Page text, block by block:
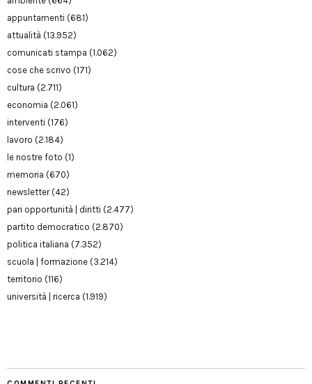
appuntamenti (681)
attualità (13.952)
comunicati stampa (1.062)
cose che scrivo (171)
cultura (2.711)
economia (2.061)
interventi (176)
lavoro (2.184)
le nostre foto (1)
memoria (670)
newsletter(42)
pari opportunità | diritti (2.477)
partito democratico (2.870)
politica italiana (7.352)
scuola | formazione (3.214)
territorio (116)
università | ricerca (1.919)